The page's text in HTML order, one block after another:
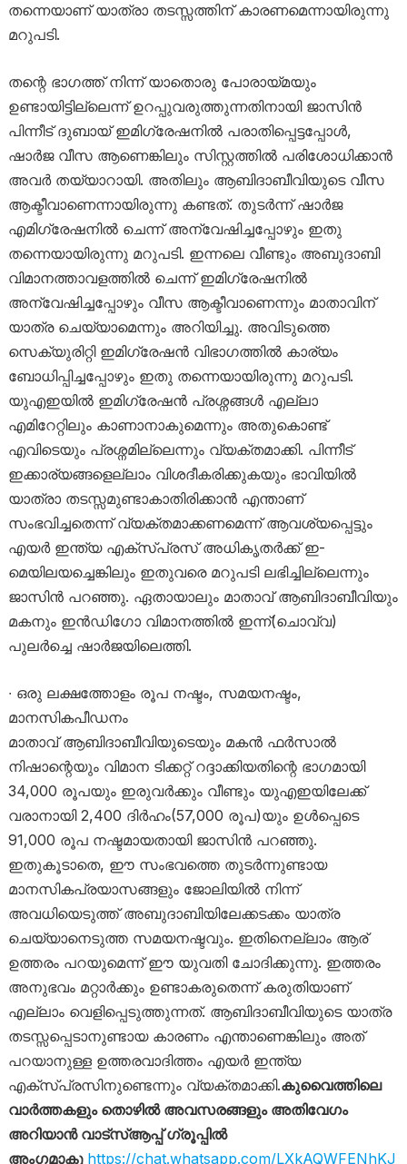
തന്നെയാണ് യാത്രാ തടസ്സത്തിന് കാരണമെന്നായിരുന്നു
മറുപടി.
തന്റെ ഭാഗത്ത് നിന്ന് യാതൊരു പോരായ്മയും
ഉണ്ടായിട്ടില്ലെന്ന് ഉറപ്പുവരുത്തുന്നതിനായി ജാസിൻ
പിന്നീട് ദുബായ് ഇമിഗ്രേഷനിൽ പരാതിപ്പെട്ടപ്പോൾ,
ഷാർജ വീസ ആണെങ്കിലും സിസ്റ്റത്തിൽ പരിശോധിക്കാൻ
അവർ തയ്യാറായി. അതിലും ആബിദാബീവിയുടെ വീസ
ആക്ടീവാണെന്നായിരുന്നു കണ്ടത്. തുടർന്ന് ഷാർജ
എമിഗ്രേഷനിൽ ചെന്ന് അന്വേഷിച്ചപ്പോഴും ഇതു
തന്നെയായിരുന്നു മറുപടി. ഇന്നലെ വീണ്ടും അബുദാബി
വിമാനത്താവളത്തിൽ ചെന്ന് ഇമിഗ്രേഷനിൽ
അന്വേഷിച്ചപ്പോഴും വീസ ആക്ടീവാണെന്നും മാതാവിന്
യാത്ര ചെയ്യാമെന്നും അറിയിച്ചു. അവിടുത്തെ
സെക്യുരിറ്റി ഇമിഗ്രേഷൻ വിഭാഗത്തിൽ കാര്യം
ബോധിപ്പിച്ചപ്പോഴും ഇതു തന്നെയായിരുന്നു മറുപടി.
യുഎഇയിൽ ഇമിഗ്രേഷൻ പ്രശ്നങ്ങൾ എല്ലാ
എമിറേറ്റിലും കാണാനാകുമെന്നും അതുകൊണ്ട്
എവിടെയും പ്രശ്നമില്ലെന്നും വ്യക്തമാക്കി. പിന്നീട്
ഇക്കാര്യങ്ങളെല്ലാം വിശദീകരിക്കുകയും ഭാവിയിൽ
യാത്രാ തടസ്സമുണ്ടാകാതിരിക്കാൻ എന്താണ്
സംഭവിച്ചതെന്ന് വ്യക്തമാക്കണമെന്ന് ആവശ്യപ്പെട്ടും
എയർ ഇന്ത്യ എക്സ്പ്രസ് അധികൃതർക്ക് ഇ-
മെയിലയച്ചെങ്കിലും ഇതുവരെ മറുപടി ലഭിച്ചില്ലെന്നും
ജാസിൻ പറഞ്ഞു. ഏതായാലും മാതാവ് ആബിദാബീവിയും
മകനും ഇൻഡിഗോ വിമാനത്തിൽ ഇന്ന്(ചൊവ്വ)
പുലർച്ചെ ഷാർജയിലെത്തി.
∙ ഒരു ലക്ഷത്തോളം രൂപ നഷ്ടം, സമയനഷ്ടം,
മാനസികപീഡനം
മാതാവ് ആബിദാബീവിയുടെയും മകൻ ഫർസാൽ
നിഷാന്റെയും വിമാന ടിക്കറ്റ് റദ്ദാക്കിയതിന്റെ ഭാഗമായി
34,000 രൂപയും ഇരുവർക്കും വീണ്ടും യുഎഇയിലേക്ക്
വരാനായി 2,400 ദിർഹം(57,000 രൂപ)യും ഉൾപ്പെടെ
91,000 രൂപ നഷ്ടമായതായി ജാസിൻ പറഞ്ഞു.
ഇതുകൂടാതെ, ഈ സംഭവത്തെ തുടർന്നുണ്ടായ
മാനസികപ്രയാസങ്ങളും ജോലിയിൽ നിന്ന്
അവധിയെടുത്ത് അബുദാബിയിലേക്കടക്കം യാത്ര
ചെയ്യാനെടുത്ത സമയനഷ്ടവും. ഇതിനെല്ലാം ആര്
ഉത്തരം പറയുമെന്ന് ഈ യുവതി ചോദിക്കുന്നു. ഇത്തരം
അനുഭവം മറ്റാർക്കും ഉണ്ടാകരുതെന്ന് കരുതിയാണ്
എല്ലാം വെളിപ്പെടുത്തുന്നത്. ആബിദാബീവിയുടെ യാത്ര
തടസ്സപ്പെടാനുണ്ടായ കാരണം എന്താണെങ്കിലും അത്
പറയാനുള്ള ഉത്തരവാദിത്തം എയർ ഇന്ത്യ
എക്സ്പ്രസിനുണ്ടെന്നും വ്യക്തമാക്കി.കുവൈത്തിലെ
വാർത്തകളും തൊഴിൽ അവസരങ്ങളും അതിവേഗം
അറിയാൻ വാട്സ്ആപ്പ് ഗ്രൂപ്പിൽ
അംഗമാകൂ https://chat.whatsapp.com/LXkAQWFENhKJ